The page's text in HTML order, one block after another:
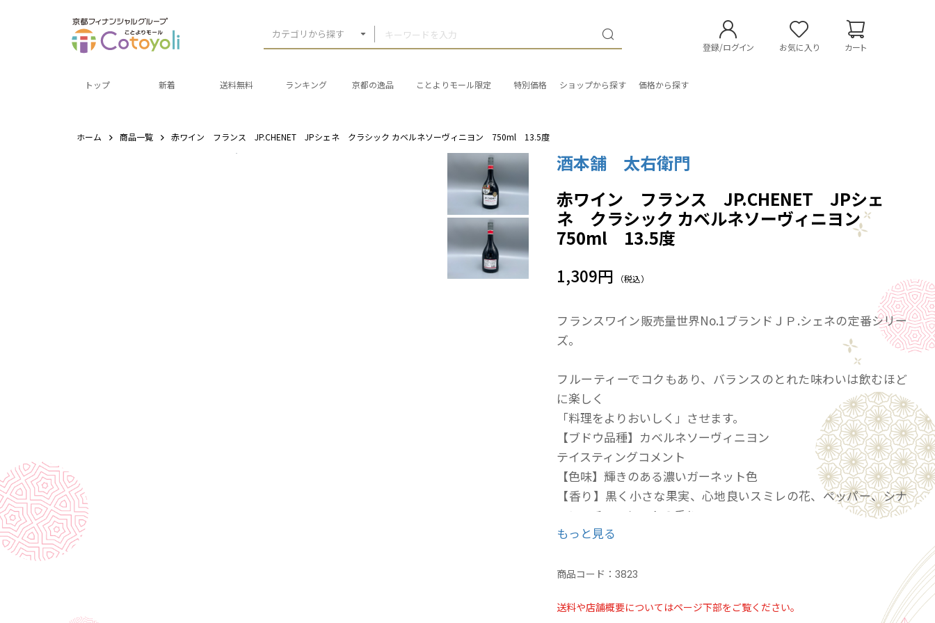
カテゴリから探す
登録/ログイン お気に入り カート
トップ 新着 送料無料 ランキング 京都の逸品 ことよりモール限定 特別価格 ショップから探す 価格から探す
ホーム 商品一覧 赤ワイン フランス JP.CHENET JPシェネ クラシック カベルネソーヴィニヨン 750ml 13.5度
酒本舗 太右衛門
赤ワイン フランス JP.CHENET JPシェ
ネ クラシック カベルネソーヴィニヨン
750ml 13.5度
1,309円 （税込）
フランスワイン販売量世界No.1ブランドＪＰ.シェネの定番シリー
ズ。
フルーティーでコクもあり、バランスのとれた味わいは飲むほど
に楽しく
「料理をよりおいしく」させます。
【ブドウ品種】カベルネソーヴィニヨン
テイスティングコメント
【色味】輝きのある濃いガーネット色
【香り】黒く小さな果実、心地良いスミレの花、ペッパー、シナ
モン、チョコレートの香り。
【味わい】ふくよかなタンニンと華やかなカシス、プラム、ブル
容量：750ml
もっと見る
商品コード：3823
送料や店舗概要についてはページ下部をご覧ください。